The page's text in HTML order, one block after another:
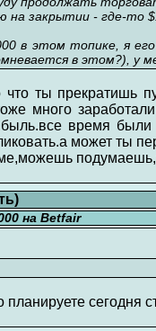
на закрытии - где-то
в этом топике, я
в этом?), у
ты прекратишь
много
время
может ты
на Betfair
сегодня